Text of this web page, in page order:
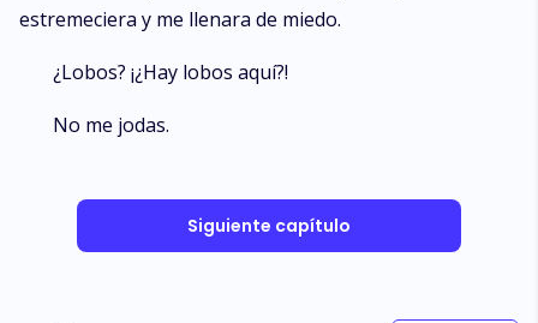
estremeciera y me llenara de miedo.
¿Lobos? ¡¿Hay lobos aquí?!
No me jodas.
Siguiente capítulo